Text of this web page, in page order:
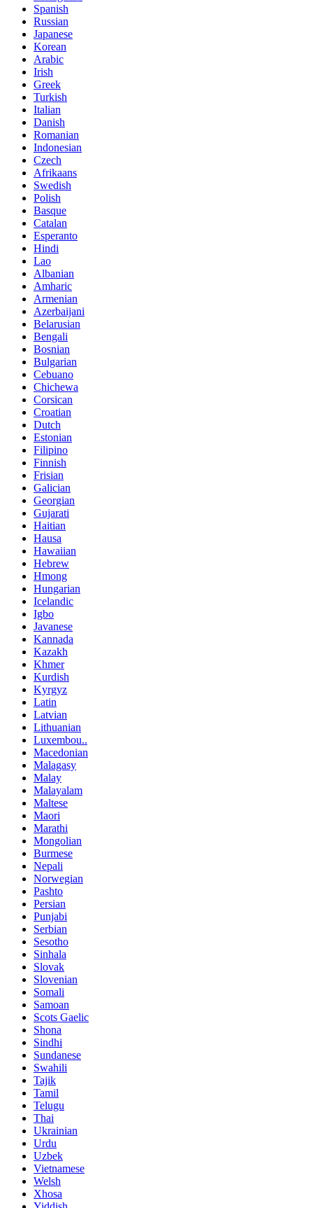
Spanish
Russian
Japanese
Korean
Arabic
Irish
Greek
Turkish
Italian
Danish
Romanian
Indonesian
Czech
Afrikaans
Swedish
Polish
Basque
Catalan
Esperanto
Hindi
Lao
Albanian
Amharic
Armenian
Azerbaijani
Belarusian
Bengali
Bosnian
Bulgarian
Cebuano
Chichewa
Corsican
Croatian
Dutch
Estonian
Filipino
Finnish
Frisian
Galician
Georgian
Gujarati
Haitian
Hausa
Hawaiian
Hebrew
Hmong
Hungarian
Icelandic
Igbo
Javanese
Kannada
Kazakh
Khmer
Kurdish
Kyrgyz
Latin
Latvian
Lithuanian
Luxembou..
Macedonian
Malagasy
Malay
Malayalam
Maltese
Maori
Marathi
Mongolian
Burmese
Nepali
Norwegian
Pashto
Persian
Punjabi
Serbian
Sesotho
Sinhala
Slovak
Slovenian
Somali
Samoan
Scots Gaelic
Shona
Sindhi
Sundanese
Swahili
Tajik
Tamil
Telugu
Thai
Ukrainian
Urdu
Uzbek
Vietnamese
Welsh
Xhosa